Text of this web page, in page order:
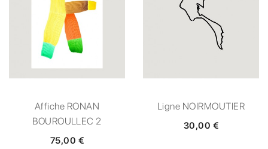
Affiche RONAN
BOUROULLEC 2
75,00 €
Ligne NOIRMOUTIER
30,00 €